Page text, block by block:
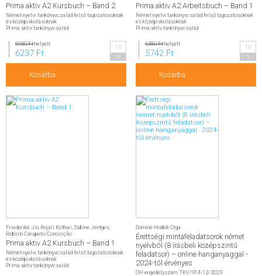
Prima aktiv A2 Kursbuch – Band 2
Német nyelvi tankönyvcsalád felső tagozatosoknak
és középiskolásoknak
Prima aktiv tankönyvcsalád
6930 Fthelyett
6237 Ft
10
Kosárba
Prima aktiv A2 Arbeitsbuch – Band 1
Német nyelvi tankönyvcsalád felső tagozatosoknak
és középiskolásoknak
Prima aktiv tankönyvcsalád
6380 Fthelyett
5742 Ft
10
Kosárba
Friederike Jin Anjali Kothari Sabine Jentges
Robson Carapeto-Conceição
Prima aktiv A2 Kursbuch – Band 1
Német nyelvi tankönyvcsalád felső tagozatosoknak
és középiskolásoknak
Prima aktiv tankönyvcsalád
Sominé Hrebik Olga
Érettségi mintafeladatsorok német
nyelvből (8 írásbeli középszintű
feladatsor) – online hanganyaggal -
2024-től érvényes
OH engedélyszám: TKV/914-12/2023